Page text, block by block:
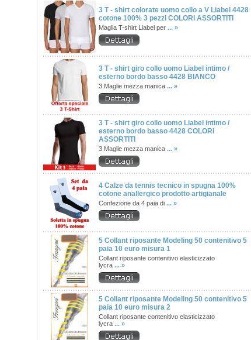
3 T - shirt colorate uomo collo a V Liabel 4428
cotone 100% 3 pezzi COLORI ASSORTITI
Maglia T-shirt Liabel per ... »
3 T - shirt giro collo uomo Liabel intimo /
esterno bordo basso 4428 BIANCO
3 Maglie mezza manica ... »
3 T - shirt giro collo uomo Liabel intimo /
esterno bordo basso 4428 COLORI
ASSORTITI
3 Maglie mezza manica ... »
4 Calze da tennis tecnico in spugna 100%
cotone anallergico prodotto artigianale
Confezione da 4 paia di ... »
5 Collant riposante Modeling 50 contenitivo 5
paia 10 euro misura 1
Collant riposante contenitivo elasticizzato
lycra ... »
5 Collant riposante Modeling 50 contenitivo 5
paia 10 euro misura 2
Collant riposante contenitivo elasticizzato
lycra ... »